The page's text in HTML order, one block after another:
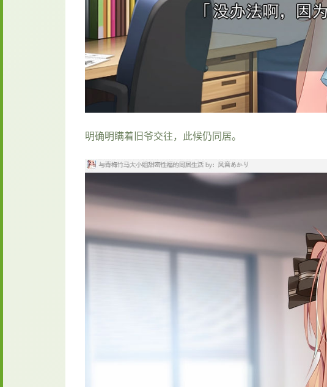
明确明瞒着旧爷交往，此候仍同居。